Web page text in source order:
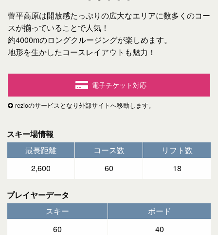
菅平高原は開放感たっぷりの広大なエリアに数多くのコー
スが揃っていることで人気！
約4000mのロングクルージングが楽しめます。
地形を生かしたコースレイアウトも魅力！
電子チケット対応
rezioのサービスとなり外部サイトへ移動します。
スキー場情報
最長距離
コース数
リフト数
2,600
60 18
プレイヤーデータ
スキー
ボード
60
40